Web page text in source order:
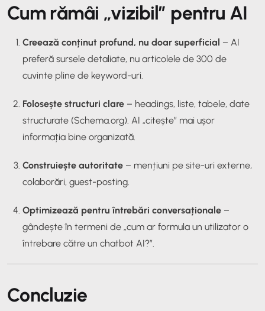
Cum rămâi „vizibil” pentru AI
Creează conținut profund, nu doar superficial – AI
preferă sursele detaliate, nu articolele de 300 de
cuvinte pline de keyword-uri.
Folosește structuri clare– headings, liste, tabele, date
structurate (Schema.org). AI „citește” mai ușor
informația bine organizată.
Construiește autoritate– mențiuni pe site-uri externe,
colaborări, guest-posting.
Optimizează pentru întrebări conversaționale–
gândește în termeni de „cum ar formula un utilizator o
întrebare către un chatbot AI?”.
Concluzie